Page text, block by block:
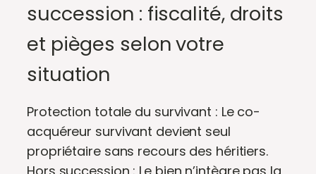
succession : fiscalité, droits
et pièges selon votre
situation
Protection totale du survivant : Le co-
acquéreur survivant devient seul
propriétaire sans recours des héritiers.